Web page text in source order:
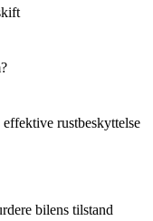
rustbeskyttelse
bilens tilstand